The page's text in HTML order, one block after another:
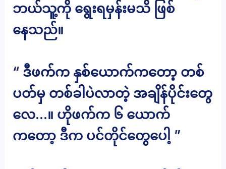
ဘယ်သူ့ကို ရွေးရမှန်းမသိ ဖြစ်
နေသည်။
“ ဒီဖက်က နှစ်ယောက်ကတော့ တစ်
ပတ်မှ တစ်ခါပဲလာတဲ့ အချိန်ပိုင်းတွေ
လေ…။ ဟိုဖက်က ၆ ယောက်
ကတော့ ဒီက ပင်တိုင်တွေပေါ့ ”